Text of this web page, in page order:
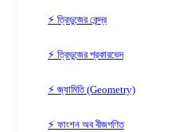
⚡ ত্রিভুজের কেন্দ্র
⚡ ত্রিভুজের প্রকারভেদ
⚡ জ্যামিতি (Geometry)
⚡ ফাংশন অব বীজগণিত